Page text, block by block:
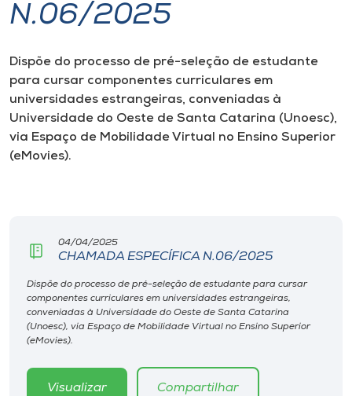
Cultura
CPA
Museu
N.06/2025
Dispõe do processo de pré-seleção de estudante
para cursar componentes curriculares em
universidades estrangeiras, conveniadas à
Universidade do Oeste de Santa Catarina (Unoesc),
via Espaço de Mobilidade Virtual no Ensino Superior
(eMovies).
04/04/2025
CHAMADA ESPECÍFICA N.06/2025
Dispõe do processo de pré-seleção de estudante para cursar
componentes curriculares em universidades estrangeiras,
conveniadas à Universidade do Oeste de Santa Catarina
(Unoesc), via Espaço de Mobilidade Virtual no Ensino Superior
(eMovies).
Visualizar Compartilhar